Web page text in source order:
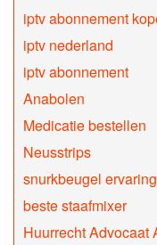
iptv abonnement
iptv nederland
iptv abonnement
Anabolen
Medicatie bestellen
Neusstrips
snurkbeugel
beste staafmixer
Huurrecht Advocaat